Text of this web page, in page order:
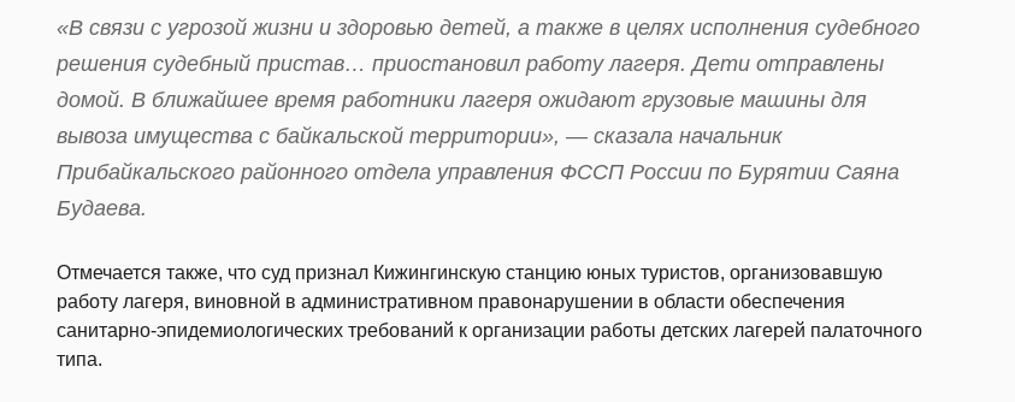
«В связи с угрозой жизни и здоровью детей, а также в целях исполнения судебного
решения судебный пристав… приостановил работу лагеря. Дети отправлены
домой. В ближайшее время работники лагеря ожидают грузовые машины для
вывоза имущества с байкальской территории», — сказала начальник
Прибайкальского районного отдела управления ФССП России по Бурятии Саяна
Будаева.
Отмечается также, что суд признал Кижингинскую станцию юных туристов, организовавшую
работу лагеря, виновной в административном правонарушении в области обеспечения
санитарно-эпидемиологических требований к организации работы детских лагерей палаточного
типа.